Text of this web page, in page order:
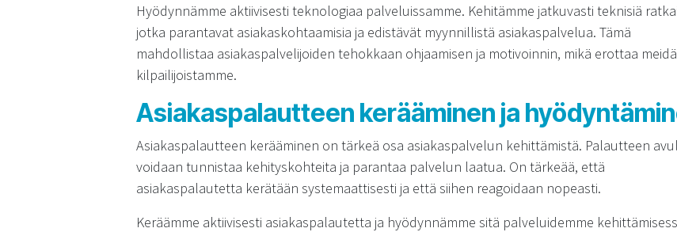
Hyödynnämme aktiivisesti teknologiaa palveluissamme. Kehitämme jatkuvasti teknisiä
jotka parantavat asiakaskohtaamisia ja edistävät myynnillistä asiakaspalvelua. Tämä
mahdollistaa asiakaspalvelijoiden tehokkaan ohjaamisen ja motivoinnin, mikä erottaa
kilpailijoistamme.
Asiakaspalautteen kerääminen ja
Asiakaspalautteen kerääminen on tärkeä osa asiakaspalvelun kehittämistä. Palautteen
voidaan tunnistaa kehityskohteita ja parantaa palvelun laatua. On tärkeää, että
asiakaspalautetta kerätään systemaattisesti ja että siihen reagoidaan nopeasti.
Keräämme aktiivisesti asiakaspalautetta ja hyödynnämme sitä palveluidemme